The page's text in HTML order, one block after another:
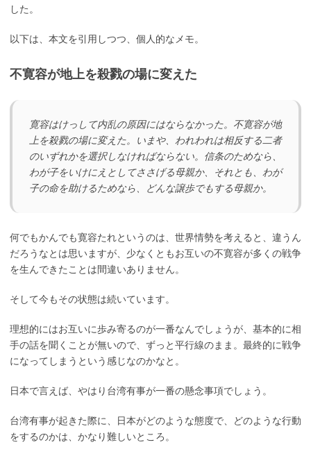
した。
以下は、本文を引用しつつ、個人的なメモ。
不寛容が地上を殺戮の場に変えた
寛容はけっして内乱の原因にはならなかった。不寛容が地
上を殺戮の場に変えた。いまや、われわれは相反する二者
のいずれかを選択しなければならない。信条のためなら、
わが子をいけにえとしてささげる母親か、それとも、わが
子の命を助けるためなら、どんな譲歩でもする母親か。
何でもかんでも寛容たれというのは、世界情勢を考えると、違うん
だろうなとは思いますが、少なくともお互いの不寛容が多くの戦争
を生んできたことは間違いありません。
そして今もその状態は続いています。
理想的にはお互いに歩み寄るのが一番なんでしょうが、基本的に相
手の話を聞くことが無いので、ずっと平行線のまま。最終的に戦争
になってしまうという感じなのかなと。
日本で言えば、やはり台湾有事が一番の懸念事項でしょう。
台湾有事が起きた際に、日本がどのような態度で、どのような行動
をするのかは、かなり難しいところ。